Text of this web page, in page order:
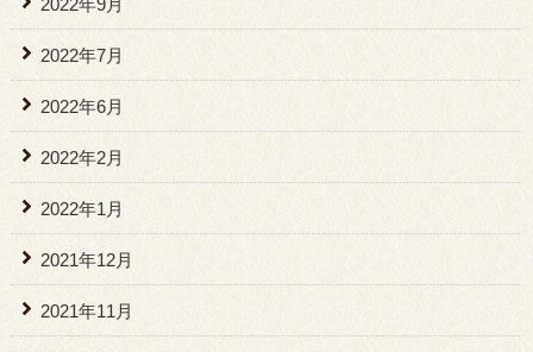
2022年7月
2022年6月
2022年2月
2022年1月
2021年12月
2021年11月